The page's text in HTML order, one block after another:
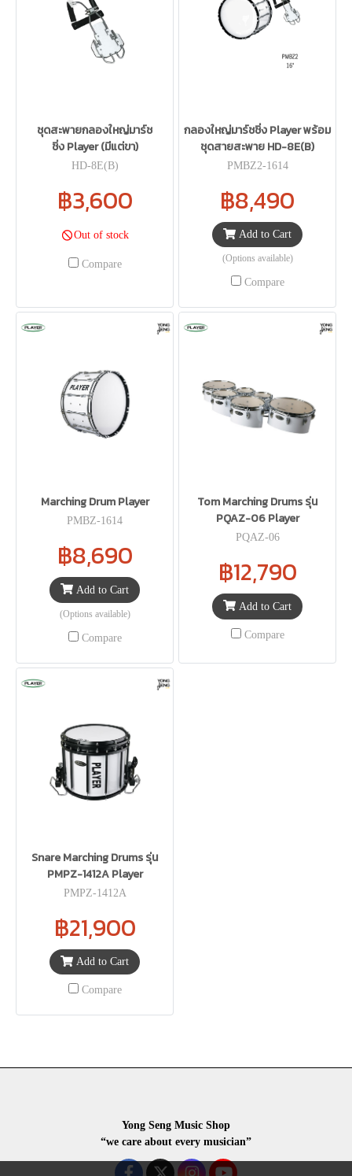
ชุดสะพายกลองใหญ่มาร์ช
ชิ่ง Player (มีแต่ขา)
HD-8E(B)
฿3,600
Out of stock
Compare
กลองใหญ่มาร์ชชิ่ง Player พร้อม
ชุดสายสะพาย HD-8E(B)
PMBZ2-1614
฿8,490
Add to Cart
(Options available)
Compare
Marching Drum Player
PMBZ-1614
฿8,690
Add to Cart
(Options available)
Compare
Tom Marching Drums รุ่น
PQAZ-06 Player
PQAZ-06
฿12,790
Add to Cart
Compare
Snare Marching Drums รุ่น
PMPZ-1412A Player
PMPZ-1412A
฿21,900
Add to Cart
Compare
Yong Seng Music Shop
“we care about every musician”